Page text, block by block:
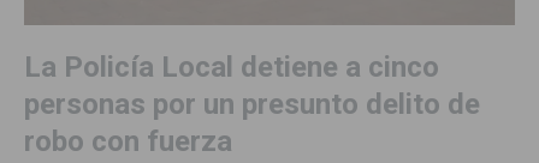
La Policía Local detiene a cinco
personas por un presunto delito de
robo con fuerza